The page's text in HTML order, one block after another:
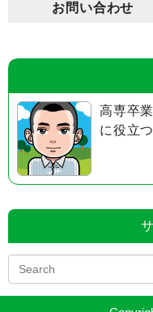
お問い合わせ
高専卒
に役立